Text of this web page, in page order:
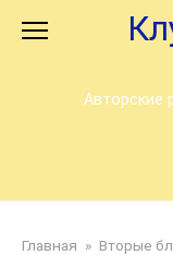
Авторские
Главная » Вторые